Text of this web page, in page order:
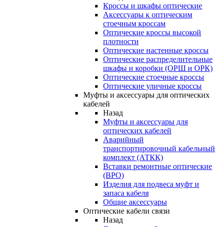
Кроссы и шкафы оптические
Аксессуары к оптическим
стоечным кроссам
Оптические кроссы высокой
плотности
Оптические настенные кроссы
Оптические распределительные
шкафы и коробки (ОРШ и ОРК)
Оптические стоечные кроссы
Оптические уличные кроссы
Муфты и аксессуары для оптических
кабелей
Назад
Муфты и аксессуары для
оптических кабелей
Аварийный
транспортировочный кабельный
комплект (АТКК)
Вставки ремонтные оптические
(ВРО)
Изделия для подвеса муфт и
запаса кабеля
Общие аксессуары
Оптические кабели связи
Назад